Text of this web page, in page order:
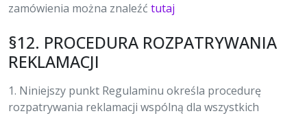
zamówienia można znaleźć tutaj
§12. PROCEDURA ROZPATRYWANIA
REKLAMACJI
1. Niniejszy punkt Regulaminu określa procedurę
rozpatrywania reklamacji wspólną dla wszystkich